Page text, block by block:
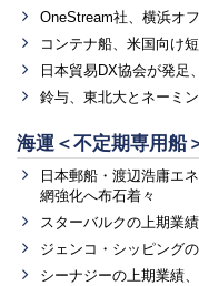
OneStream社、横浜オ
コンテナ船、米国向け
日本貿易DX協会が発足
鈴与、東北大とネーミ
海運＜不定期専用船
日本郵船・渡辺浩庸エ
網強化へ布石着々
スターバルクの上期業
ジェンコ・シッピング
シーナジーの上期業績